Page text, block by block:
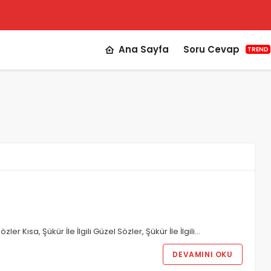
Ana Sayfa Soru Cevap TREND
Kısa, Şükür İle İlgili Güzel Sözler, Şükür İle İlgili…
DEVAMINI OKU